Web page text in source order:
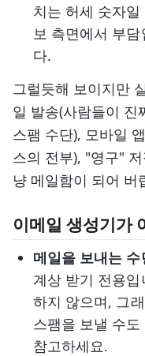
치는 허세 숫자
보 측면에서 부
다.
그럴듯해 보이지만
일 발송(사람들이 진
스팸 수단), 모바일
스의 전부), "영구"
냥 메일함이 되어 버
이메일 생성기가
메일을 보내는
계상 받기 전용
하지 않으며, 그
스팸을 보낼 수
참고하세요.